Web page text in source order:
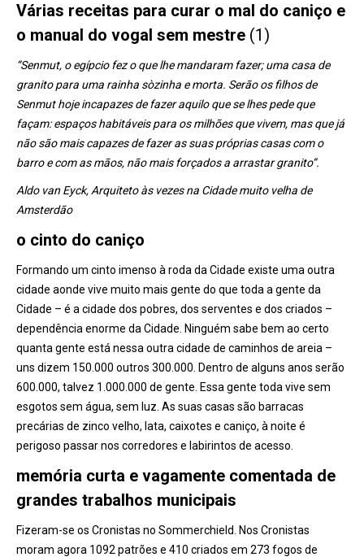
Várias receitas para curar o mal do caniço e
o manual do vogal sem mestre (1)
“Senmut, o egípcio fez o que lhe mandaram fazer; uma casa de
granito para uma rainha sòzinha e morta. Serão os filhos de
Senmut hoje incapazes de fazer aquilo que se lhes pede que
façam: espaços habitáveis para os milhões que vivem, mas que já
não são mais capazes de fazer as suas próprias casas com o
barro e com as mãos, não mais forçados a arrastar granito”.
Aldo van Eyck, Arquiteto às vezes na Cidade muito velha de
Amsterdão
o cinto do caniço
Formando um cinto imenso à roda da Cidade existe uma outra
cidade aonde vive muito mais gente do que toda a gente da
Cidade – é a cidade dos pobres, dos serventes e dos criados –
dependência enorme da Cidade. Ninguém sabe bem ao certo
quanta gente está nessa outra cidade de caminhos de areia –
uns dizem 150.000 outros 300.000. Dentro de alguns anos serão
600.000, talvez 1.000.000 de gente. Essa gente toda vive sem
esgotos sem água, sem luz. As suas casas são barracas
precárias de zinco velho, lata, caixotes e caniço, à noite é
perigoso passar nos corredores e labirintos de acesso.
memória curta e vagamente comentada de
grandes trabalhos municipais
Fizeram-se os Cronistas no Sommerchield. Nos Cronistas
moram agora 1092 patrões e 410 criados em 273 fogos de